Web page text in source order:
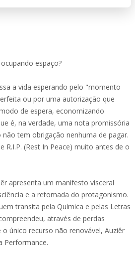
espaço?
a vida esperando pelo "momento
ou por uma autorização que
de espera, economizando
é, na verdade, uma nota promissória
tem obrigação nenhuma de pagar.
R.I.P. (Rest In Peace) muito antes de o
apresenta um manifesto visceral
e a retomada do protagonismo.
transita pela Química e pelas Letras
através de perdas
único recurso não renovável, Auziêr
Performance.